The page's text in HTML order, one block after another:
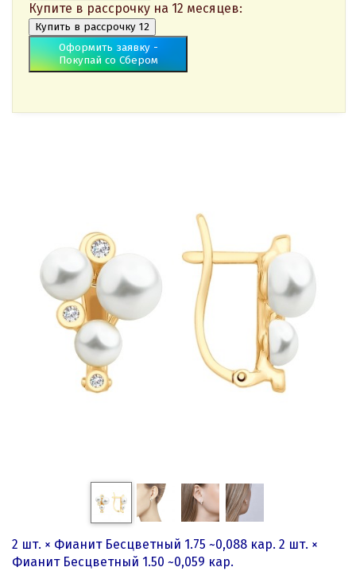
Купите в рассрочку на 12 месяцев:
Купить в рассрочку 12
Оформить заявку -
Покупай со Сбером
2 шт. × Фианит Бесцветный 1.75 ~0,088 кар. 2 шт. ×
Фианит Бесцветный 1.50 ~0,059 кар.